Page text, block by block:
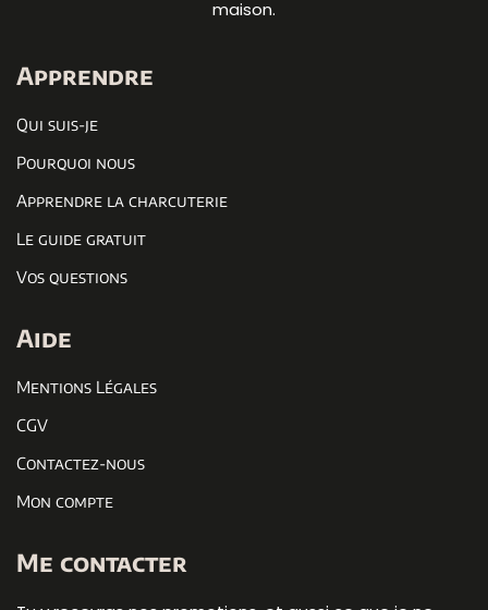
maison.
Apprendre
Qui suis-je
Pourquoi nous
Apprendre la charcuterie
Le guide gratuit
Vos questions
Aide
Mentions Légales
CGV
Contactez-nous
Mon compte
Me contacter